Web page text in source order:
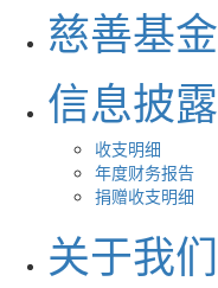
慈善基金
信息披露
收支明细
年度财务报告
捐赠收支明细
关于我们